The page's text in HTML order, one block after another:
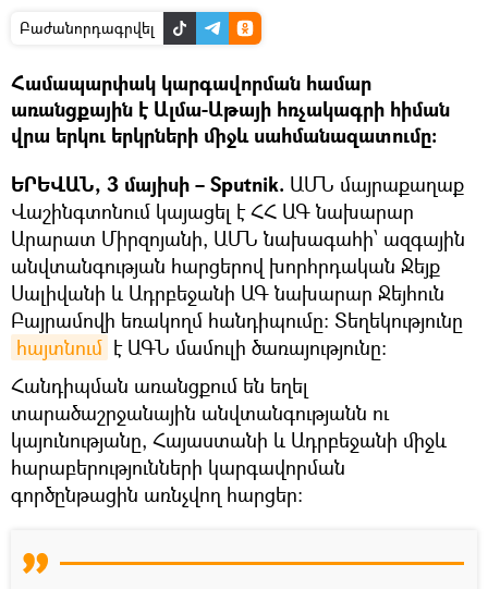
Բաժանորդագրվել
Համապարփակ կարգավորման համար
առանցքային է Ալմա-Աթայի հռչակագրի հիման
վրա երկու երկրների միջև սահմանազատումը։
ԵՐԵՎԱՆ, 3 մայիսի – Sputnik. ԱՄՆ մայրաքաղաք
Վաշինգտոնում կայացել է ՀՀ ԱԳ նախարար
Արարատ Միրզոյանի, ԱՄՆ նախագահի՝ ազգային
անվտանգության հարցերով խորհրդական Ջեյք
Սալիվանի և Ադրբեջանի ԱԳ նախարար Ջեյհուն
Բայրամովի եռակողմ հանդիպումը: Տեղեկությունը
հայտնում է ԱԳՆ մամուլի ծառայությունը։
Հանդիպման առանցքում են եղել
տարածաշրջանային անվտանգությանն ու
կայունությանը, Հայաստանի և Ադրբեջանի միջև
հարաբերությունների կարգավորման
գործընթացին առնչվող հարցեր։